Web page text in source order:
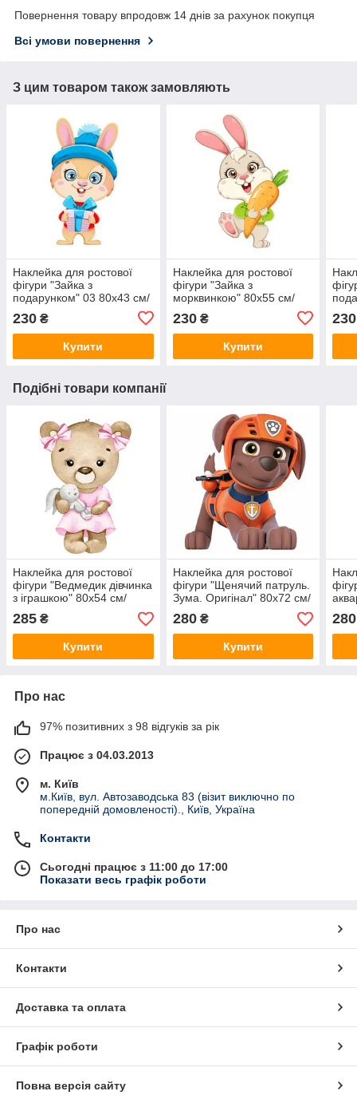
Повернення товару впродовж 14 днів за рахунок покупця
Всі умови повернення
З цим товаром також замовляють
Наклейка для ростової
фігури "Зайка з
подарунком" 03 80х43 см/
інтер'єрна наклейка (без
обрізу)
230 ₴
Купити
Наклейка для ростової
фігури "Зайка з
морквинкою" 80х55 см/
інтер'єрна наклейка (без
обрізу)
230₴
Купити
230
Подібні товари компанії
Наклейка для ростової
фігури "Ведмедик дівчинка
з іграшкою" 80х54 см/
інтер'єрна наклейка (без
обрізу)
285 ₴
Купити
Наклейка для ростової
фігури "Щенячий патруль.
Зума. Оригінал" 80х72 см/
інтер'єрна наклейка (без
обрізу по контуру)
280₴
Купити
280
Про нас
97% позитивних з 98 відгуків за рік
Працює з 04.03.2013
м. Київ
м.Київ, вул. Автозаводська 83 (візит виключно по
попередній домовленості)., Київ, Україна
Контакти
Сьогодні працює з 11:00 до 17:00
Показати весь графік роботи
Про нас
Контакти
Доставка та оплата
Графік роботи
Повна версія сайту